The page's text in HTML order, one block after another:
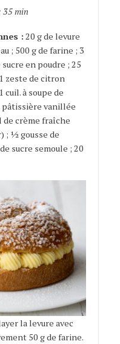
35 min
: 20 g de levure
; 500 g de farine ; 3
en poudre ; 25
zeste de citron
cuil. à soupe de
pâtissière vanillée
de crème fraîche
; ½ gousse de
sucre semoule ; 20
la levure avec
50 g de farine.